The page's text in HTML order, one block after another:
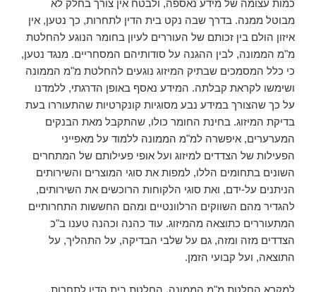
כמות עצומה של מידע נאספה, ולבטח אין צורך בחלק לא
מבוטל ממנה. בדרך שבה נקט בית הדין לתחרות, כך נטען, אין
איזון הולם בין זכותם של העוררים לעיון בחומר הנוגע להחלטת
מ"מ הממונה, לבין ההגנה על סודותיהם המסחריים. מנגד נטען,
כי כלל המסמכים שבתיק המיזוג נוגעים להחלטת מ"מ הממונה
ושימשו לקראת קבלתה. המידע נאסף באופן הדרגתי, ללמדנו
על כך שהצורך במידע נבע מסוגיות קונקרטיות שהתעוררו בעת
בדיקת המיזוג. בחינת החומר כולו, שהתקבל מאת הבנקים
המערערים, איפשרה למ"מ הממונה ללמוד על מאפייני
הפעילות של הצדדים למיזוג ועל אופי פעילותם של המתחרים
השונים בתחומים הללו, למפות את סוגי המוצרים והשירותים
הניתנים על-ידם, ואת סוגי הלקוחות הרוכשים את השירותים,
להגדיר מהם השווקים הרלוונטיים ומהם החששות התחרותיים
המתעוררים כתוצאה מהמיזוג. עוד כהנה וכהנה טענו ב"כ
הצדדים מזה ומזה, גם על שלבי הבדיקה, על התהליך, על
התוצאה, ועל קבועי הזמן.